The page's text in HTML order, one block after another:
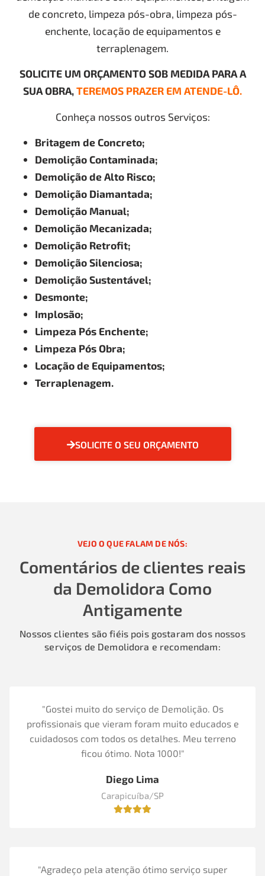
de concreto, limpeza pós-obra, limpeza pós-
enchente, locação de equipamentos e
terraplenagem.
SOLICITE UM ORÇAMENTO SOB MEDIDA PARA A
SUA OBRA,TEREMOS PRAZER EM ATENDE-LÔ.
Conheça nossos outros Serviços:
Britagem de Concreto;
Demolição Contaminada;
Demolição de Alto Risco;
Demolição Diamantada;
Demolição Manual;
Demolição Mecanizada;
Demolição Retrofit;
Demolição Silenciosa;
Demolição Sustentável;
Desmonte;
Implosão;
Limpeza Pós Enchente;
Limpeza Pós Obra;
Locação de Equipamentos;
Terraplenagem.
SOLICITE O SEU ORÇAMENTO
VEJO O QUE FALAM DE NÓS:
Comentários de clientes reais
da Demolidora Como
Antigamente
Nossos clientes são fiéis pois gostaram dos nossos
serviços de Demolidora e recomendam:
"Gostei muito do serviço de Demolição. Os
profissionais que vieram foram muito educados e
cuidadosos com todos os detalhes. Meu terreno
ficou ótimo. Nota 1000!"
Diego Lima
Carapicuíba/SP
"Agradeço pela atenção ótimo serviço super